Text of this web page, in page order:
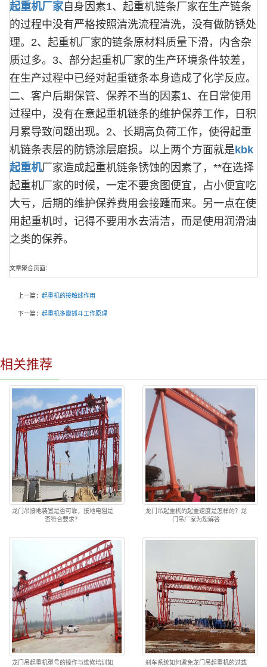
起重机厂家自身因素1、起重机链条厂家在生产链条
的过程中没有严格按照清洗流程清洗，没有做防锈处
理。2、起重机厂家的链条原材料质量下滑，内含杂
质过多。3、部分起重机厂家的生产环境条件较差，
在生产过程中已经对起重链条本身造成了化学反应。
二、客户后期保管、保养不当的因素1、在日常使用
过程中，没有在意起重机链条的维护保养工作，日积
月累导致问题出现。2、长期高负荷工作，使得起重
机链条表层的防锈涂层磨损。以上两个方面就是 kbk
起重机厂家造成起重机链条锈蚀的因素了，**在选择
起重机厂家的时候，一定不要贪图便宜，占小便宜吃
大亏，后期的维护保养费用会接踵而来。另一点在使
用起重机时，记得不要用水去清洁，而是使用润滑油
之类的保养。
文章聚合页面：
上一篇： 起重机的接触线作用
下一篇： 起重机多瓣抓斗工作原理
相关推荐
龙门吊接地装置是否可靠，接地电阻是
否符合要求？
龙门吊起重机的起重速度是怎样的？龙
门吊厂家为您解答
龙门吊起重机型号的操作与维修培训如
刹车系统如何避免龙门吊起重机的过载